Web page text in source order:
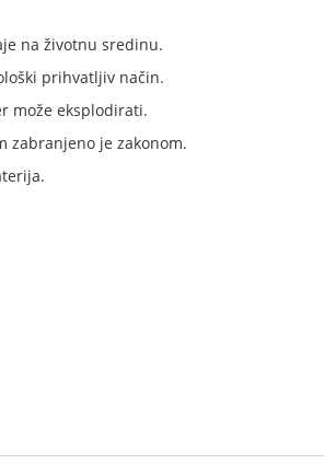
na životnu sredinu.
prihvatljiv način.
može eksplodirati.
zabranjeno je zakonom.